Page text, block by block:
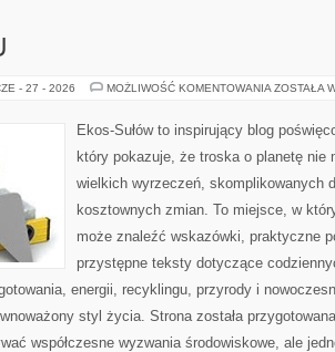
- 27 - 2026 MOŻLIWOŚĆ KOMENTOWANIA EKO
ZOSTAŁA
Ekos-Sułów to inspirujący blog
który pokazuje, że troska o planetę nie
wielkich wyrzeczeń, skomplikowanych
kosztownych zmian. To miejsce, w
może znaleźć wskazówki, praktyczne
przystępne teksty dotyczące
energii, recyklingu, przyrody i
styl życia. Strona została
współczesne wyzwania środowiskowe, ale